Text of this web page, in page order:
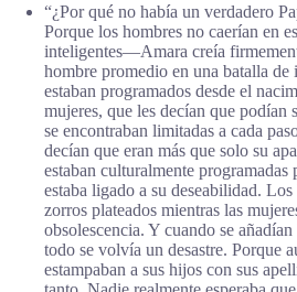
“¿Por qué no había un verdadero
Porque los hombres no caerían en
inteligentes—Amara creía
hombre promedio en una batalla
estaban programados desde el
mujeres, que les decían que podían
se encontraban limitadas a cada
decían que eran más que solo su
estaban culturalmente programadas
estaba ligado a su deseabilidad.
zorros plateados mientras las
obsolescencia. Y cuando se
todo se volvía un desastre. Porque
estampaban a sus hijos con sus